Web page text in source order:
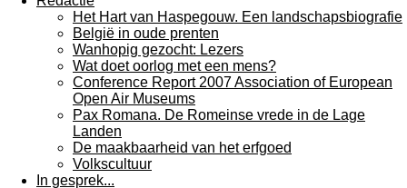
Het Hart van Haspegouw. Een landschapsbiografie
België in oude prenten
Wanhopig gezocht: Lezers
Wat doet oorlog met een mens?
Conference Report 2007 Association of European
Open Air Museums
Pax Romana. De Romeinse vrede in de Lage
Landen
De maakbaarheid van het erfgoed
Volkscultuur
In gesprek...